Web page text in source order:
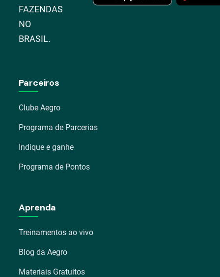
FAZENDAS
NO
BRASIL.
Parceiros
Clube Aegro
Programa de Parcerias
Indique e ganhe
Programa de Pontos
Aprenda
Treinamentos ao vivo
Blog da Aegro
Materiais Gratuitos